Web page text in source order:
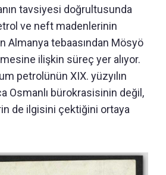
tavsiyesi doğrultusunda
ve neft madenlerinin
Almanya tebaasından Mösyö
ilişkin süreç yer alıyor.
petrolünün XIX. yüzyılın
Osmanlı bürokrasisinin değil,
de ilgisini çektiğini ortaya